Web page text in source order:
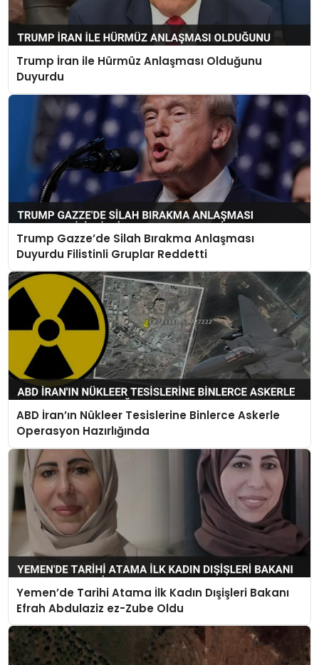
Trump İran ile Hürmüz Anlaşması Olduğunu
Duyurdu
Trump Gazze’de Silah Bırakma Anlaşması
Duyurdu Filistinli Gruplar Reddetti
ABD İran’ın Nükleer Tesislerine Binlerce Askerle
Operasyon Hazırlığında
Yemen’de Tarihi Atama İlk Kadın Dışişleri Bakanı
Efrah Abdulaziz ez-Zube Oldu